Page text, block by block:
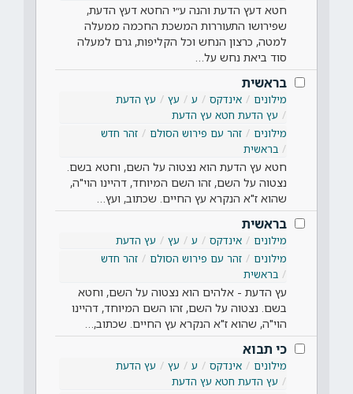
חטא דעץ הדעת והנה ע״י החטא דעץ הדעת,
שפירושו התעוררות המשכת החכמה ממעלה
למטה, כרצון הנחש וכל הקליפות, גרם למעלה
סוד ביאת נחש על…
בראשית
מילונים אינדקס ע עץ
עץ הדעת
עץ הדעת חטא עץ הדעת
מילונים
זהר עם פירוש הסולם
זהר חדש
בראשית
חטא עץ הדעת הוא נצטוה על השם, וחטא בשם.
נצטוה על השם, זהו השם המיוחד, דהיינו הוי"ה,
שהוא ז"א הנקרא עץ החיים. שכתוב, ועץ…
בראשית
מילונים אינדקס ע עץ
עץ הדעת
מילונים
זהר עם פירוש הסולם
זהר חדש
בראשית
עץ הדעת - אלהים הוא נצטוה על השם, וחטא
בשם. נצטוה על השם, זהו השם המיוחד, דהיינו
הוי"ה, שהוא ז"א הנקרא עץ החיים. שכתוב,…
כי תבוא
מילונים אינדקס ע עץ
עץ הדעת
עץ הדעת חטא עץ הדעת